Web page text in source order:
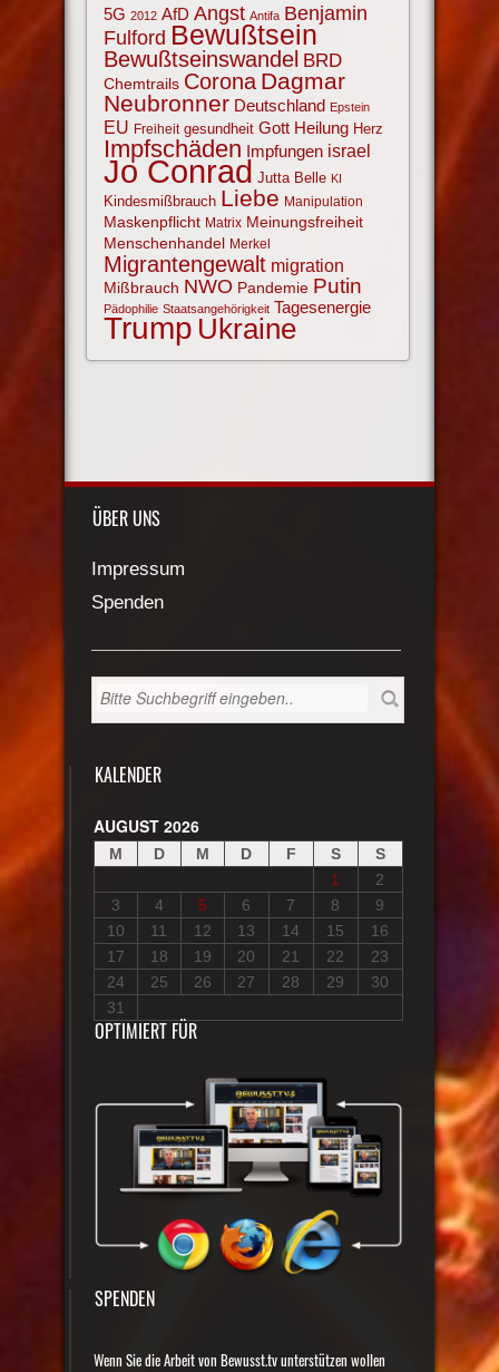
5G 2012 AfD Angst Antifa Benjamin
Fulford Bewußtsein
Bewußtseinswandel BRD
Chemtrails Corona Dagmar
Neubronner Deutschland Epstein
EU Freiheit gesundheit Gott Heilung Herz
Impfschäden Impfungen israel
Jo Conrad Jutta Belle KI
Kindesmißbrauch Liebe Manipulation
Maskenpflicht Matrix Meinungsfreiheit
Menschenhandel Merkel
Migrantengewalt migration
Mißbrauch NWO Pandemie Putin
Pädophilie Staatsangehörigkeit Tagesenergie
Trump Ukraine
ÜBER UNS
Impressum
Spenden
KALENDER
AUGUST 2026
M D M D F S
S
1
2
3
4 5 6 7 8
9
10
11 12 13 14 15
16
17
18 19 20 21 22
23
24
25 26 27 28 29
30
31
OPTIMIERT FÜR
SPENDEN
Wenn Sie die Arbeit von Bewusst.tv unterstützen wollen